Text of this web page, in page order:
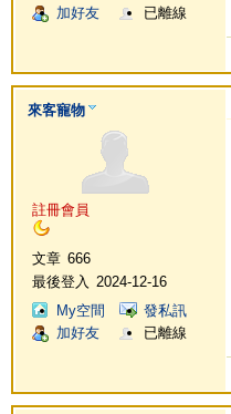
加好友
已離線
來客寵物
註冊會員
文章 666
最後登入
2024-12-16
My空間
發私訊
加好友
已離線